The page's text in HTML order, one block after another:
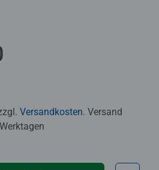
5.0 von 5 Sternen.
Versandkosten. Versand